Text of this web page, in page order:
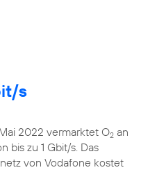
s
2022 vermarktet O2 an
bis zu 1 Gbit/s. Das
von Vodafone kostet